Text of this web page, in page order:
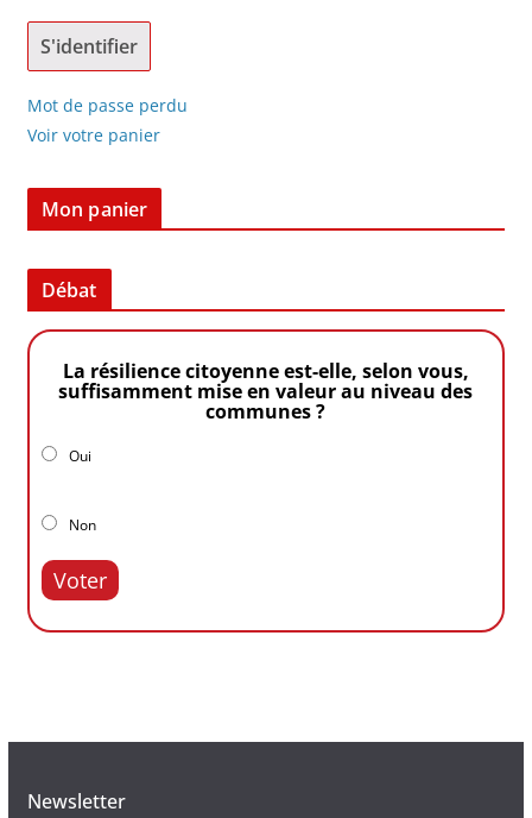
Mot de passe perdu
Voir votre panier
Mon panier
Débat
La résilience citoyenne est-elle, selon vous,
suffisamment mise en valeur au niveau des
communes ?
Oui
Non
Voter
Newsletter